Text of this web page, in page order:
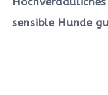
sensible Hunde